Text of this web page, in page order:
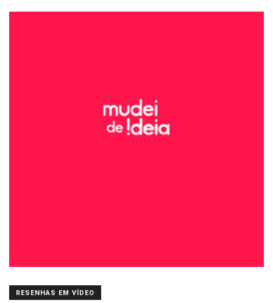
RESENHAS EM VÍDEO